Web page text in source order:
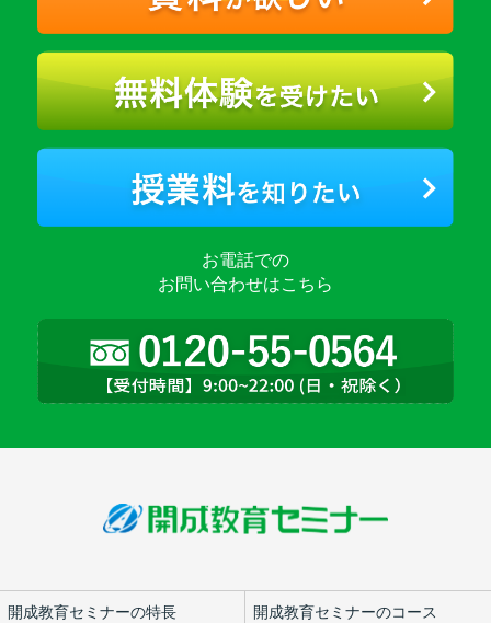
お電話での
お問い合わせはこちら
開成教育セミナーの特長 開成教育セミナーのコース